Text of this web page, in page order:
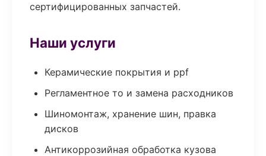
сертифицированных запчастей.
Наши услуги
Керамические покрытия и ppf
Регламентное то и замена расходников
Шиномонтаж, хранение шин, правка
дисков
Антикоррозийная обработка кузова